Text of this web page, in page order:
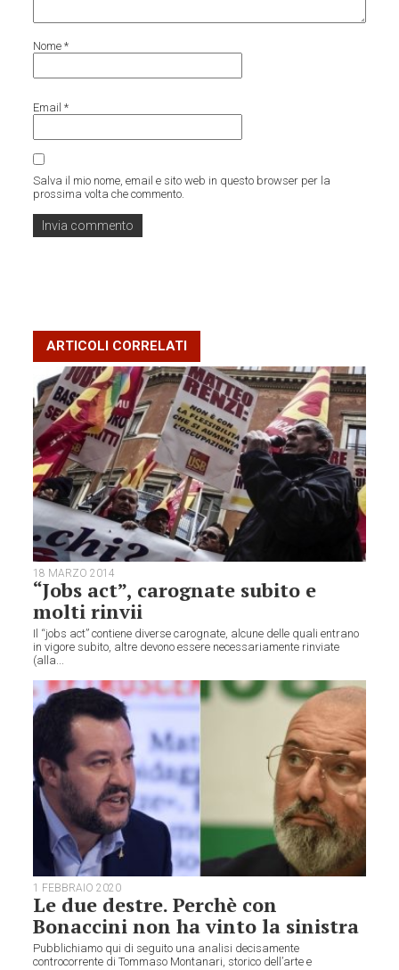
Nome*
Email*
Salva il mio nome, email e sito web in questo browser per la
prossima volta che commento.
ARTICOLI CORRELATI
18 MARZO 2014
“Jobs act”, carognate subito e
molti rinvii
Il “jobs act” contiene diverse carognate, alcune delle quali entrano
in vigore subito, altre devono essere necessariamente rinviate
(alla...
1 FEBBRAIO 2020
Le due destre. Perchè con
Bonaccini non ha vinto la sinistra
Pubblichiamo qui di seguito una analisi decisamente
controcorrente di Tommaso Montanari, storico dell’arte e